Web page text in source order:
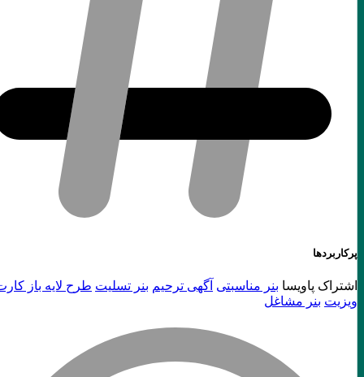
پرکاربردها
اشتراک پاویسا بنر مناسبتی آگهی ترحیم بنر تسلیت طرح لایه باز کارت
ویزیت بنر مشاغل